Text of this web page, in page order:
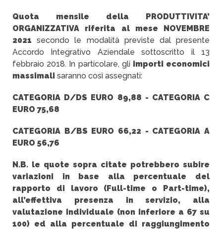
Quota mensile della PRODUTTIVITA’
ORGANIZZATIVA riferita al mese NOVEMBRE
2021secondo le modalità previste dal presente
Accordo Integrativo Aziendale sottoscritto il 13
febbraio 2018. In particolare, gli importi economici
massimali saranno così assegnati:
CATEGORIA D/DS EURO 89,88 - CATEGORIA C
EURO 75,68
CATEGORIA B/BS EURO 66,22 - CATEGORIA A
EURO 56,76
N.B. le quote sopra citate potrebbero subire
variazioni in base alla percentuale del
rapporto di lavoro (Full-time o Part-time),
all’effettiva presenza in servizio, alla
valutazione individuale (non inferiore a 67 su
100) ed alla percentuale di raggiungimento